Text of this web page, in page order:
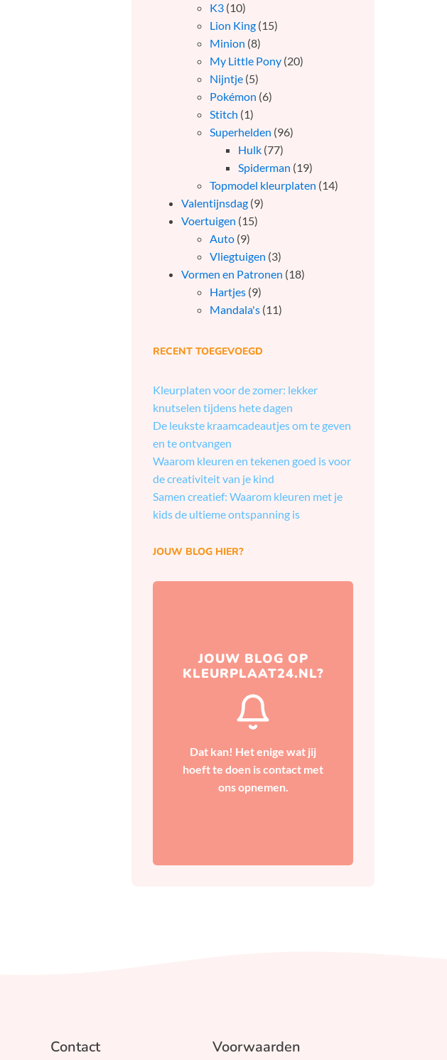
K3 (10)
Lion King (15)
Minion (8)
My Little Pony (20)
Nijntje (5)
Pokémon (6)
Stitch (1)
Superhelden (96)
Hulk (77)
Spiderman (19)
Topmodel kleurplaten (14)
Valentijnsdag (9)
Voertuigen (15)
Auto (9)
Vliegtuigen (3)
Vormen en Patronen (18)
Hartjes (9)
Mandala's (11)
RECENT TOEGEVOEGD
Kleurplaten voor de zomer: lekker
knutselen tijdens hete dagen
De leukste kraamcadeautjes om te geven
en te ontvangen
Waarom kleuren en tekenen goed is voor
de creativiteit van je kind
Samen creatief: Waarom kleuren met je
kids de ultieme ontspanning is
JOUW BLOG HIER?
JOUW BLOG OP
KLEURPLAAT24.NL?
Dat kan! Het enige wat jij
hoeft te doen is contact met
ons opnemen.
Hierna zorgen wij ervoor
dat jouw blog naar wens
gepubliceerd wordt.
Contact
Contact Voorwaarden